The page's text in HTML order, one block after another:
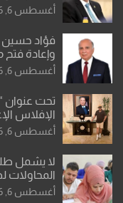
أغسطس 6, 2026
فؤاد حسين
وإعادة
تحولات
أغسطس 6, 2026
تحت عنوان
الإفلاس
الشكرجي
أغسطس 6, 2026
لا يشمل
المحاولات
أو مادتين
أغسطس 6, 2026